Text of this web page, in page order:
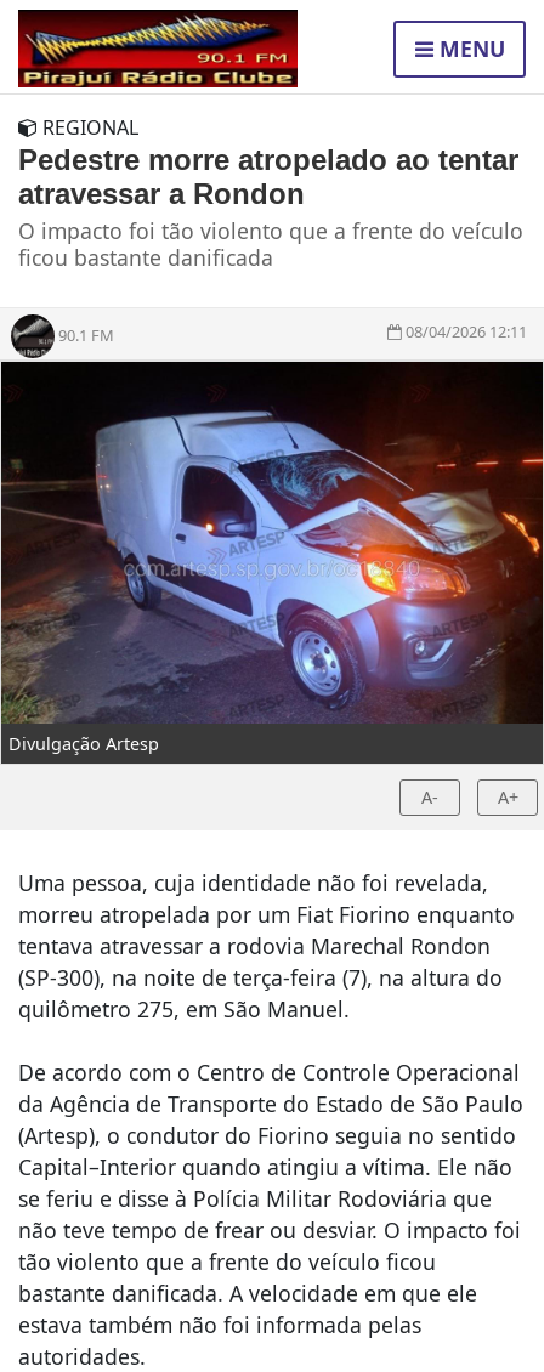
MENU
REGIONAL
Pedestre morre atropelado ao tentar
atravessar a Rondon
O impacto foi tão violento que a frente do veículo
ficou bastante danificada
90.1 FM 08/04/2026 12:11
Divulgação Artesp
A- A+
Uma pessoa, cuja identidade não foi revelada,
morreu atropelada por um Fiat Fiorino enquanto
tentava atravessar a rodovia Marechal Rondon
(SP-300), na noite de terça-feira (7), na altura do
quilômetro 275, em São Manuel.
De acordo com o Centro de Controle Operacional
da Agência de Transporte do Estado de São Paulo
(Artesp), o condutor do Fiorino seguia no sentido
Capital–Interior quando atingiu a vítima. Ele não
se feriu e disse à Polícia Militar Rodoviária que
não teve tempo de frear ou desviar. O impacto foi
tão violento que a frente do veículo ficou
bastante danificada. A velocidade em que ele
estava também não foi informada pelas
autoridades.